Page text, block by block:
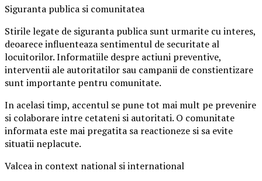
Siguranta publica si comunitatea
Stirile legate de siguranta publica sunt urmarite cu interes,
deoarece influenteaza sentimentul de securitate al
locuitorilor. Informatiile despre actiuni preventive,
interventii ale autoritatilor sau campanii de constientizare
sunt importante pentru comunitate.
In acelasi timp, accentul se pune tot mai mult pe prevenire
si colaborare intre cetateni si autoritati. O comunitate
informata este mai pregatita sa reactioneze si sa evite
situatii neplacute.
Valcea in context national si international